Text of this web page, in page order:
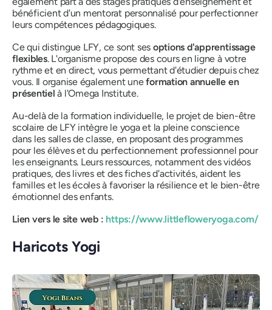
bénéficient d'un mentorat personnalisé pour perfectionner
leurs compétences pédagogiques.
Ce qui distingue LFY, ce sont ses options d'apprentissage
flexibles. L'organisme propose des cours en ligne à votre
rythme et en direct, vous permettant d'étudier depuis chez
vous. Il organise également uneformation annuelle en
présentiel à l'Omega Institute.
Au-delà de la formation individuelle, le projet de bien-être
scolaire de LFY intègre le yoga et la pleine conscience
dans les salles de classe, en proposant des programmes
pour les élèves et du perfectionnement professionnel pour
les enseignants. Leurs ressources, notamment des vidéos
pratiques, des livres et des fiches d'activités, aident les
familles et les écoles à favoriser la résilience et le bien-être
émotionnel des enfants.
Lien vers le site web : https://www.littlefloweryoga.com/
Haricots Yogi